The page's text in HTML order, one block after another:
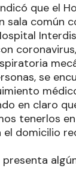
que el
sala común
se
en claro
tenerlos
el domicilio